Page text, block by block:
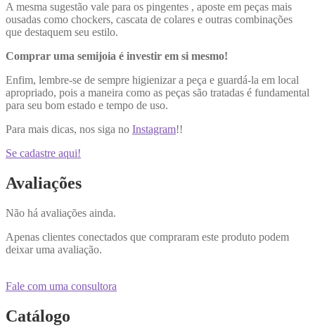
A mesma sugestão vale para os pingentes , aposte em peças mais
ousadas como chockers, cascata de colares e outras combinações
que destaquem seu estilo.
Comprar uma semijoia é investir em si mesmo!
Enfim, lembre-se de sempre higienizar a peça e guardá-la em local
apropriado, pois a maneira como as peças são tratadas é fundamental
para seu bom estado e tempo de uso.
Para mais dicas, nos siga no Instagram!!
Se cadastre aqui!
Avaliações
Não há avaliações ainda.
Apenas clientes conectados que compraram este produto podem
deixar uma avaliação.
Fale com uma consultora
Catálogo